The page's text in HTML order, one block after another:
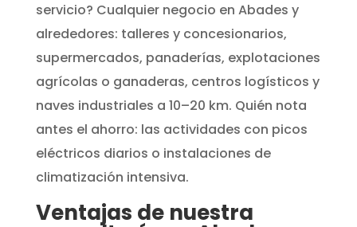
servicio? Cualquier negocio en Abades y
alrededores: talleres y concesionarios,
supermercados, panaderías, explotaciones
agrícolas o ganaderas, centros logísticos y
naves industriales a 10–20 km. Quién nota
antes el ahorro: las actividades con picos
eléctricos diarios o instalaciones de
climatización intensiva.
Ventajas de nuestra